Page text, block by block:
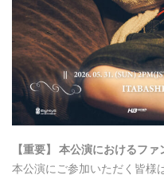
【重要】 本公演におけるフ
本公演にご参加いただく皆様